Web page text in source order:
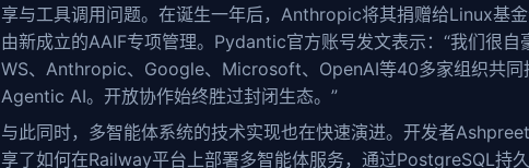
享与工具调用问题。在诞生一年后，Anthropic将其捐赠给Linux基
由新成立的AAIF专项管理。Pydantic官方账号发文表示：“我们很自
WS、Anthropic、Google、Microsoft、OpenAI等40多家组织共同
Agentic AI。开放协作始终胜过封闭生态。”
与此同时，多智能体系统的技术实现也在快速演进。开发者
享了如何在Railway平台上部署多智能体服务，通过PostgreSQL持